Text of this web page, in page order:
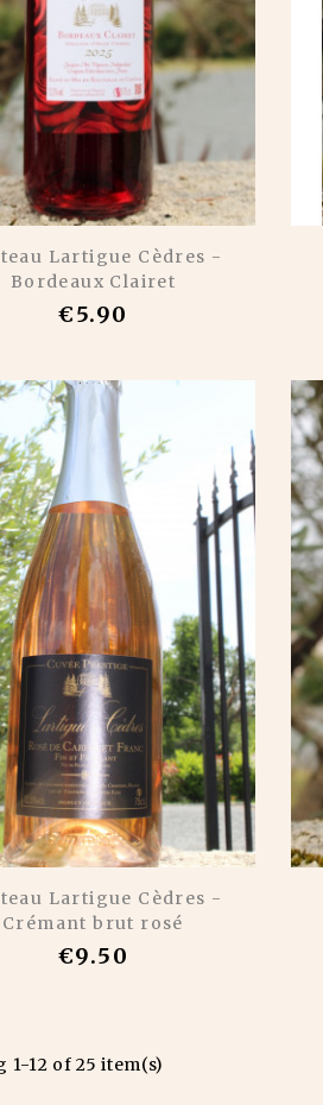
Lartigue Cèdres -
Bordeaux Clairet
€5.90
Lartigue Cèdres -
Crémant brut rosé
€9.50
1-12 of 25 item(s)